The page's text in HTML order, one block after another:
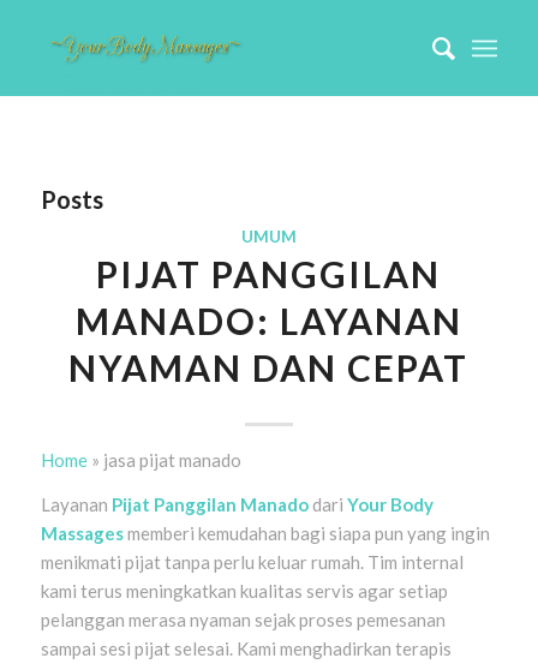
Posts
UMUM
PIJAT PANGGILAN
MANADO: LAYANAN
NYAMAN DAN CEPAT
Home» jasa pijat manado
Layanan Pijat Panggilan Manadodari Your Body
Massagesmemberi kemudahan bagi siapa pun yang ingin
menikmati pijat tanpa perlu keluar rumah. Tim internal
kami terus meningkatkan kualitas servis agar setiap
pelanggan merasa nyaman sejak proses pemesanan
sampai sesi pijat selesai. Kami menghadirkan terapis